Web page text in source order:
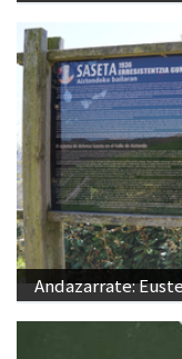
Andazarrate: